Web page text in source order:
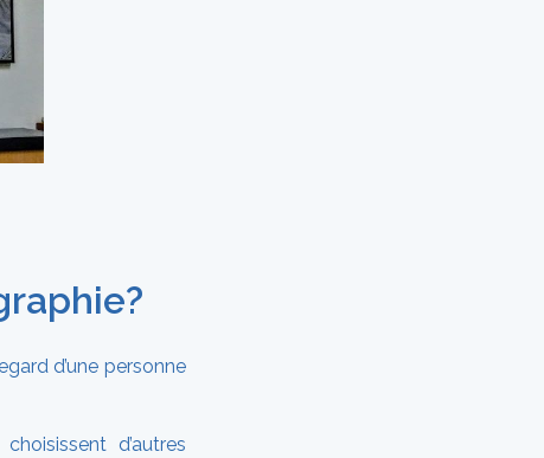
d’une personne
d’autres